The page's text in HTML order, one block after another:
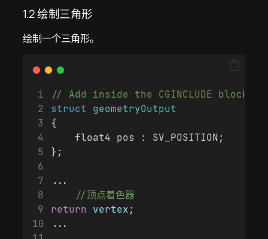
1.2 绘制三角形
绘制一个三角形。
// Add inside the CGINCLUDE block.
struct geometryOutput
{
    float4 pos : SV_POSITION;
};
...
    //顶点着色器
return vertex;
...